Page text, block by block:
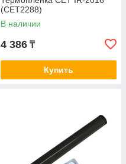
(CET2288)
В наличии
4 386 ₸
Купить